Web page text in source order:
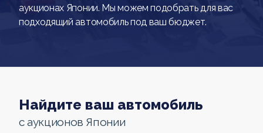
аукционах Японии. Мы можем подобрать для вас
подходящий автомобиль под ваш бюджет.
Найдите ваш автомобиль
с аукционов Японии